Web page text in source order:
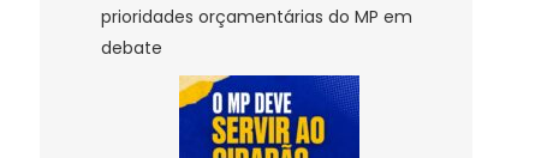
prioridades orçamentárias do MP em
debate